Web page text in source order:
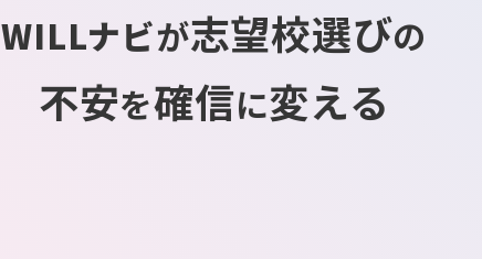
WILLナビが志望校選びの
不安を確信に変える